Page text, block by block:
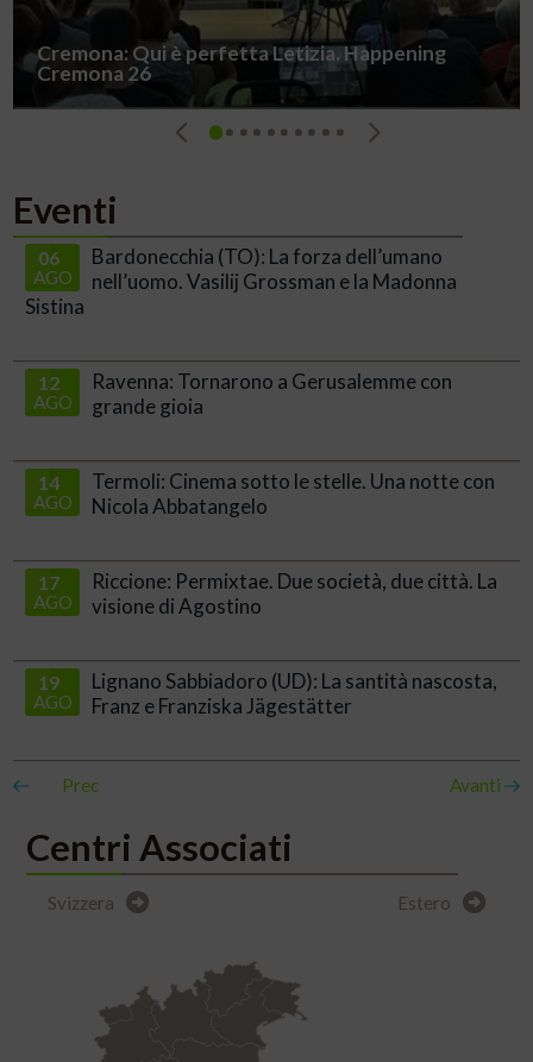
Cremona: Qui è perfetta Letizia. Happening
Cremona 26
0 1 2 3 4 5 6 7 8 9
Eventi
06
AGO
Bardonecchia (TO): La forza dell’umano
nell’uomo. Vasilij Grossman e la Madonna
Sistina
12
AGO
Ravenna: Tornarono a Gerusalemme con
grande gioia
14
AGO
Termoli: Cinema sotto le stelle. Una notte con
Nicola Abbatangelo
17
AGO
Riccione: Permixtae. Due società, due città. La
visione di Agostino
19
AGO
Lignano Sabbiadoro (UD): La santità nascosta,
Franz e Franziska Jägestätter
Prec Avanti
Centri Associati
Svizzera Estero